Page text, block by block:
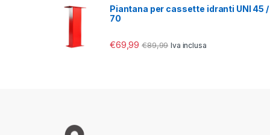
Piantana per cassette idranti UNI 45 /
70
€69,99 €89,99 Iva inclusa